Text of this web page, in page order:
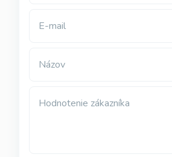
E-mail
Názov
Hodnotenie zákazníka